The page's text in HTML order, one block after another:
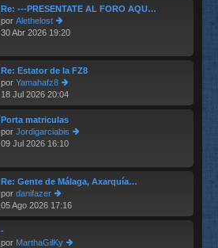
Re: ---PRESENTATE AL FORO AQU…
por Alethelost
er
im
o
m
e
n
s
aj
e
30 Abr 2026 19:20
Re: Estator de la FZ8
por Yamahafz8
er
últ
im
o
m
n
s
e
18 Jul 2026 20:04
Porta matriculas
por Jordigarciabis
im
o
n
aj
09 Jul 2026 16:10
Re: Gente de Málaga, Axarquía…
por danifazer
er
últ
o
05 Ago 2026 17:16
-
por MarthaGilKy